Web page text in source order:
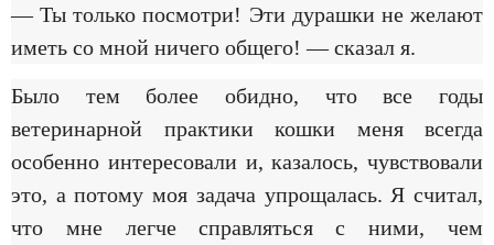
— Ты только посмотри! Эти дурашки не желают
иметь со мной ничего общего! — сказал я.
Было тем более обидно, что все годы
ветеринарной практики кошки меня всегда
особенно интересовали и, казалось, чувствовали
это, а потому моя задача упрощалась. Я считал,
что мне легче справляться с ними, чем